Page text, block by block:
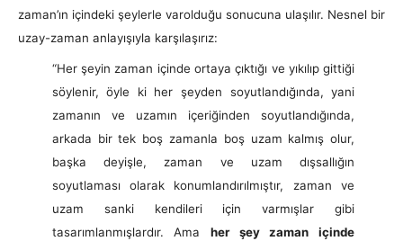
zaman’ın içindeki şeylerle varolduğu sonucuna ulaşılır. Nesnel bir
uzay-zaman anlayışıyla karşılaşırız:
“Her şeyin zaman içinde ortaya çıktığı ve yıkılıp gittiği
söylenir, öyle ki her şeyden soyutlandığında, yani
zamanın ve uzamın içeriğinden soyutlandığında,
arkada bir tek boş zamanla boş uzam kalmış olur,
başka deyişle, zaman ve uzam dışsallığın
soyutlaması olarak konumlandırılmıştır, zaman ve
uzam sanki kendileri için varmışlar gibi
tasarımlanmışlardır. Amaher şey zaman içinde